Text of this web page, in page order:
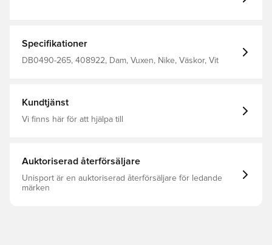
Specifikationer
DB0490-265, 408922, Dam, Vuxen, Nike, Väskor, Vit
Kundtjänst
Vi finns här för att hjälpa till
Auktoriserad återförsäljare
Unisport är en auktoriserad återförsäljare för ledande
märken